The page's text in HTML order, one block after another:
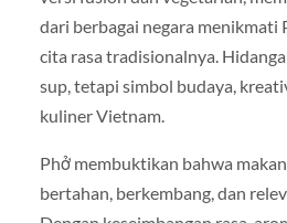
dari berbagai negara menikmati
cita rasa tradisionalnya.
sup, tetapi simbol budaya,
kuliner Vietnam.
Phở membuktikan bahwa
bertahan, berkembang, dan